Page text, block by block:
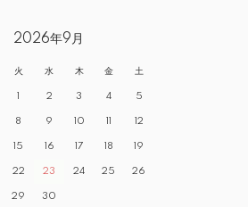
2026年9月
火 水 木 金 土
1 2 3 4 5
8 9 10 11 12
15 16 17 18 19
22 23 24 25 26
29 30